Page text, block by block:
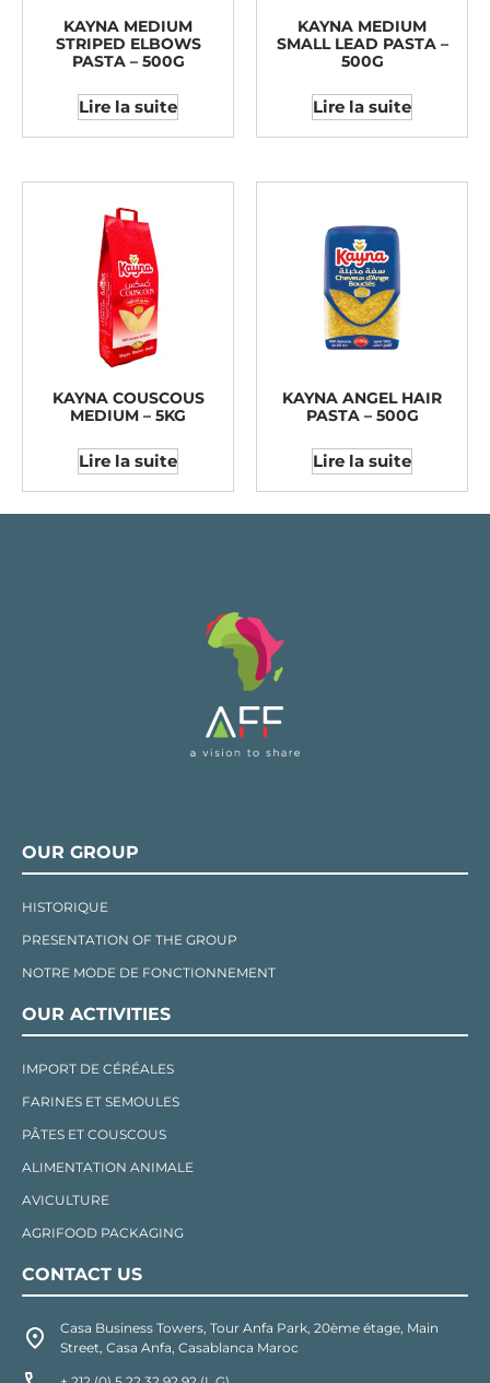
KAYNA MEDIUM
STRIPED ELBOWS
PASTA – 500G
Lire la suite
KAYNA MEDIUM
SMALL LEAD PASTA –
500G
Lire la suite
KAYNA COUSCOUS
MEDIUM – 5KG
Lire la suite
KAYNA ANGEL HAIR
PASTA – 500G
Lire la suite
OUR GROUP
HISTORIQUE
PRESENTATION OF THE GROUP
NOTRE MODE DE FONCTIONNEMENT
OUR ACTIVITIES
IMPORT DE CÉRÉALES
FARINES ET SEMOULES
PÂTES ET COUSCOUS
ALIMENTATION ANIMALE
AVICULTURE
AGRIFOOD PACKAGING
CONTACT US
Casa Business Towers, Tour Anfa Park, 20ème étage, Main
Street, Casa Anfa, Casablanca Maroc